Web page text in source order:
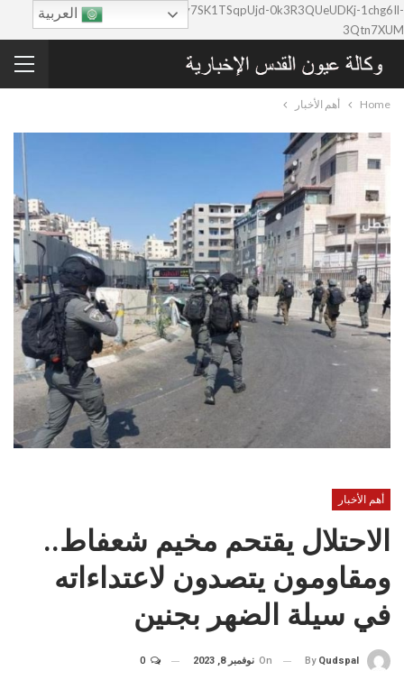
google-site-verification=0y7SK1TSqpUjd-0k3R3QUeUDKj-1chg6Il-
3Qtn7XUM
Home أهم الأخبار
أهم الأخبار
الاحتلال يقتحم مخيم شعفاط..
ومقاومون يتصدون لاعتداءاته
في سيلة الضهر بجنين
By Qudspal
On نوفمبر 8, 2023
العربية